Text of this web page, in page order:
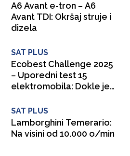
A6 Avant e-tron – A6
Avant TDI: Okršaj struje i
dizela
SAT PLUS
Ecobest Challenge 2025
– Uporedni test 15
elektromobila: Dokle je
mobilnosti
SAT PLUS
Lamborghini Temerario:
Na visini od 10.000 o/min